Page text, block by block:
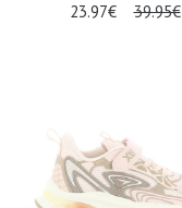
23.97€ 39.95€